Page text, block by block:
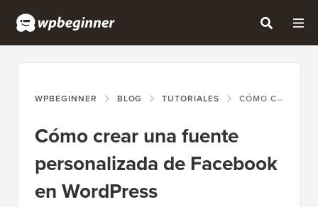
WPBEGINNER BLOG TUTORIALES CÓMO CREAR UNA FUENTE PERSONALIZADA DE FACEBOOK EN WORDPRESS
Cómo crear una fuente
personalizada de Facebook
en WordPress